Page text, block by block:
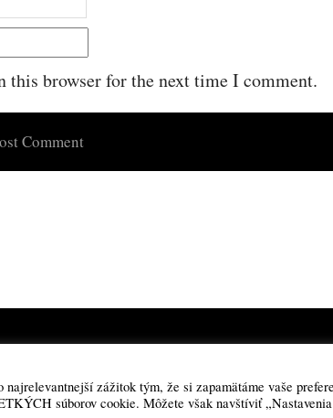
this browser for the next time I comment.
zážitok tým, že si zapamätáme vaše
súborov cookie. Môžete však navštíviť